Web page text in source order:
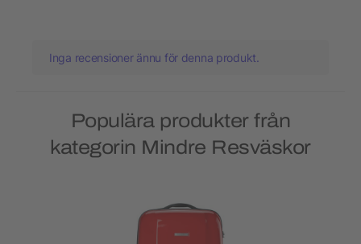
Inga recensioner ännu för denna produkt.
Populära produkter från
kategorin Mindre Resväskor